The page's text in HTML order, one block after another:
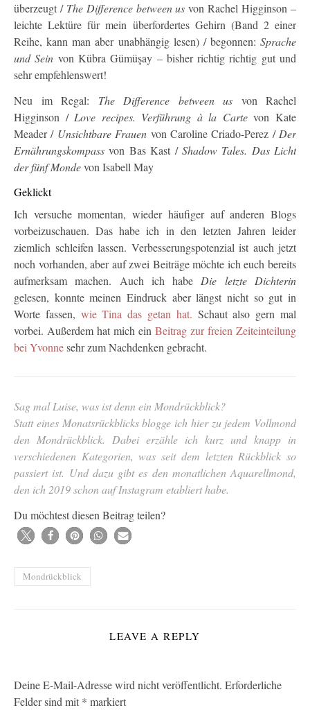
überzeugt / The Difference between us von Rachel Higginson –
leichte Lektüre für mein überfordertes Gehirn (Band 2 einer
Reihe, kann man aber unabhängig lesen) / begonnen: Sprache
und Sein von Kübra Gümüşay – bisher richtig richtig gut und
sehr empfehlenswert!
Neu im Regal: The Difference between us von Rachel
Higginson /Love recipes. Verführung à la Cartevon Kate
Meader / Unsichtbare Frauen von Caroline Criado-Perez /Der
Ernährungskompass von Bas Kast / Shadow Tales. Das Licht
der fünf Mondevon Isabell May
Geklickt
Ich versuche momentan, wieder häufiger auf anderen Blogs
vorbeizuschauen. Das habe ich in den letzten Jahren leider
ziemlich schleifen lassen. Verbesserungspotenzial ist auch jetzt
noch vorhanden, aber auf zwei Beiträge möchte ich euch bereits
aufmerksam machen. Auch ich habeDie letzte Dichterin
gelesen, konnte meinen Eindruck aber längst nicht so gut in
Worte fassen, wie Tina das getan hat. Schaut also gern mal
vorbei. Außerdem hat mich ein Beitrag zur freien Zeiteinteilung
bei Yvonnesehr zum Nachdenken gebracht.
Sag mal Luise, was ist denn ein Mondrückblick?
Statt eines Monatsrückblicks blogge ich hier zu jedem Vollmond
den Mondrückblick. Dabei erzähle ich kurz und knapp in
verschiedenen Kategorien, was seit dem letzten Rückblick so
passiert ist. Und dazu gibt es den monatlichen Aquarellmond,
den ich 2019 schon auf Instagram etabliert habe.
Du möchtest diesen Beitrag teilen?
Mondrückblick
LEAVE A REPLY
Deine E-Mail-Adresse wird nicht veröffentlicht. Erforderliche
Felder sind mit * markiert